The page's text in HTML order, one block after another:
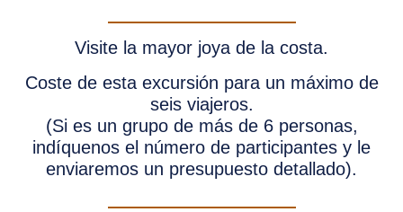
Visite la mayor joya de la costa.
Coste de esta excursión para un máximo de
seis viajeros.
(Si es un grupo de más de 6 personas,
indíquenos el número de participantes y le
enviaremos un presupuesto detallado).